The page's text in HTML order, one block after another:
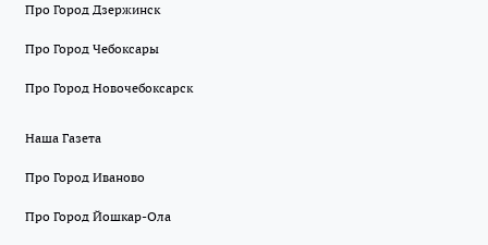
Про Город Дзержинск
Про Город Чебоксары
Про Город Новочебоксарск
Наша Газета
Про Город Иваново
Про Город Йошкар-Ола